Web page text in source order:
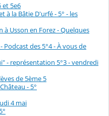
et 5e6
à la Bâtie D'urfé - 5° - les
Usson en Forez - Quelques
des 5°4 - À vous de
- représentation 5°3 - vendredi
de 5ème 5
- 5°
4 mai